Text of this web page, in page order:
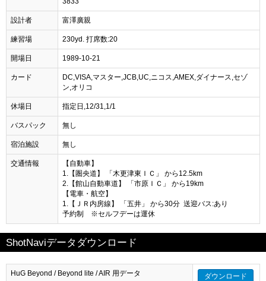
設計者 富澤廣親
練習場 230yd. 打席数:20
開場日 1989-10-21
カード
DC,VISA,マスター,JCB,UC,ニコス,AMEX,ダイナース,セゾ
ン,オリコ
休場日 指定日,12/31,1/1
バスパック 無し
宿泊施設 無し
交通情報
【自動車】
1.【圏央道】 「木更津東ＩＣ」 から12.5km
2.【館山自動車道】 「市原ＩＣ」 から19km
【電車・航空】
1.【ＪＲ内房線】 「五井」 から30分 送迎バス:あり
予約制 ※セルフデーは運休
ShotNaviデータダウンロード
HuG Beyond / Beyond lite / AIR 用データ ダウンロード